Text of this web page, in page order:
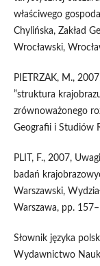
właściwego
Chylińska, Zakład
Wrocławski,
PIETRZAK, M.,
”struktura
zrównoważonego
Geografii i Studiów
PLIT, F., 2007,
badań
Warszawski,
Warszawa, pp.
Słownik języka
Wydawnictwo